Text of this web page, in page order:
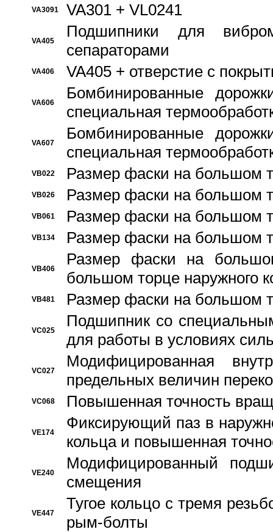
VA3091 VA301 + VL0241
VA405
Подшипники для
сепараторами
VA406 VA405 + отверстие с
VA606
Бомбинированные
специальная
VA607
Бомбинированные
специальная
VB022 Размер фаски на большом
VB026 Размер фаски на большом
VB061 Размер фаски на большом
VB134 Размер фаски на большом
VB406
Размер фаски на
большом торце наружного
VB481 Размер фаски на большом
VC025
Подшипник со
для работы в условиях
VC027
Модифицированная
предельных величин
VC068 Повышенная точность
VE174
Фиксирующий паз в
кольца и повышенная
VE240
Модифицированный
смещения
VE447
Тугое кольцо с тремя
рым-болты